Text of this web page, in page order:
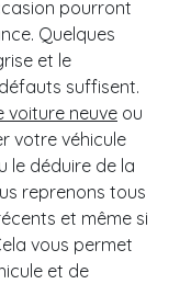
pourront
Quelques
et le
suffisent.
voiture neuve ou
votre véhicule
le déduire de la
reprenons tous
et même si
vous permet
et de